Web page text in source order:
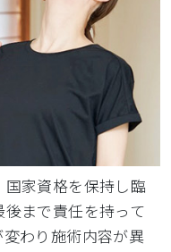
家資格を保持し臨
まで責任を持って
わり施術内容が異